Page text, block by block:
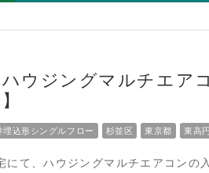
ウジングマルチエア
埋込形シングルフロー 杉並区 東京都 東高
にて、ハウジングマルチエアコンの